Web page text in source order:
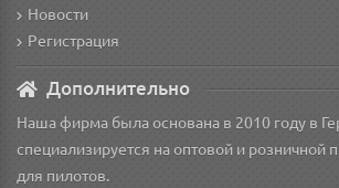
Новости
Регистрация
Дополнительно
Наша фирма была основана в 2010 году в
специализируется на оптовой и розничной
для пилотов.